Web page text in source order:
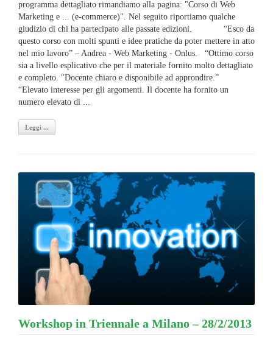
programma dettagliato rimandiamo alla pagina: "Corso di Web
Marketing e ... (e-commerce)". Nel seguito riportiamo qualche
giudizio di chi ha partecipato alle passate edizioni. “Esco da
questo corso con molti spunti e idee pratiche da poter mettere in atto
nel mio lavoro” – Andrea - Web Marketing - Onlus. “Ottimo corso
sia a livello esplicativo che per il materiale fornito molto dettagliato
e completo. "Docente chiaro e disponibile ad approndire.”
“Elevato interesse per gli argomenti. Il docente ha fornito un
numero elevato di ...
Leggi ...
Workshop in Triennale a Milano – 28/2/2013